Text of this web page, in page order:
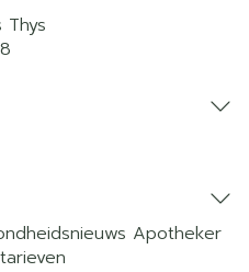
Thys
Apotheker